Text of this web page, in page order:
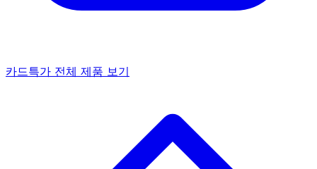
카드특가 전체 제품 보기